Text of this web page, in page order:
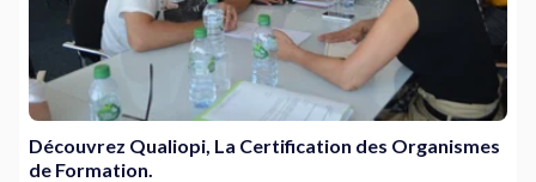
Découvrez Qualiopi, La Certification des Organismes
de Formation.